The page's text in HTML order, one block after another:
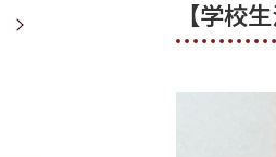
【学校
学校沿革
工学探究科
進路情報